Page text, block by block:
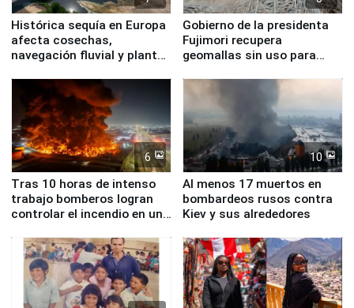
Histórica sequía en Europa
afecta cosechas,
navegación fluvial y plantas
Gobierno de la presidenta
Fujimori recupera
geomallas sin uso para
Fenómeno El Niño
6
Tras 10 horas de intenso
trabajo bomberos logran
controlar el incendio en una
de Chile
10
Al menos 17 muertos en
bombardeos rusos contra
Kiev y sus alrededores